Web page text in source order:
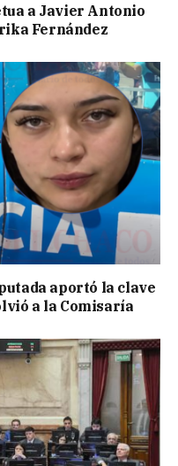
a Javier Antonio
Fernández
aportó la clave
a la Comisaría